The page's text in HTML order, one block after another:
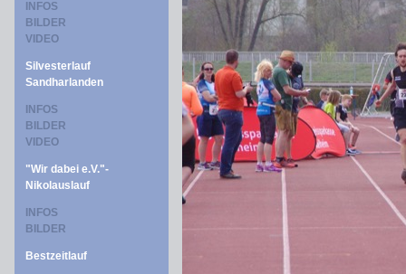
INFOS
BILDER
VIDEO
Silvesterlauf
Sandharlanden
INFOS
BILDER
VIDEO
"Wir dabei e.V."-
Nikolauslauf
INFOS
BILDER
Bestzeitlauf